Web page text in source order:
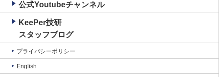
公式Youtubeチャンネル
KeePer技研
スタッフブログ
プライバシーポリシー
English